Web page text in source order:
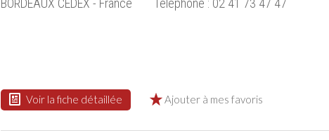
BORDEAUX CEDEX - France
Téléphone : 02 41 73 47 47
Voir la fiche détaillée Ajouter à mes favoris